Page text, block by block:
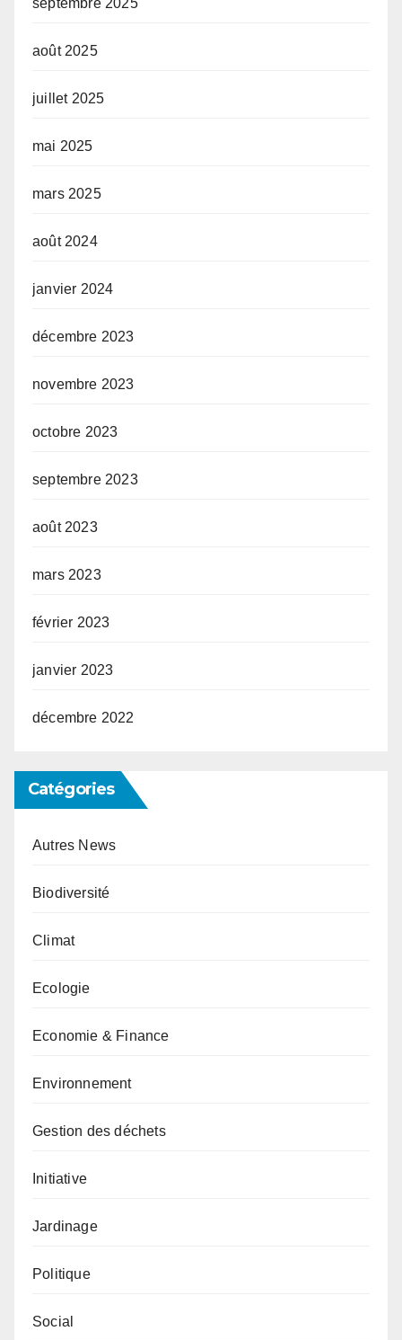
août 2025
juillet 2025
mai 2025
mars 2025
août 2024
janvier 2024
décembre 2023
novembre 2023
octobre 2023
septembre 2023
août 2023
mars 2023
février 2023
janvier 2023
décembre 2022
Catégories
Autres News
Biodiversité
Climat
Ecologie
Economie & Finance
Environnement
Gestion des déchets
Initiative
Jardinage
Politique
Social